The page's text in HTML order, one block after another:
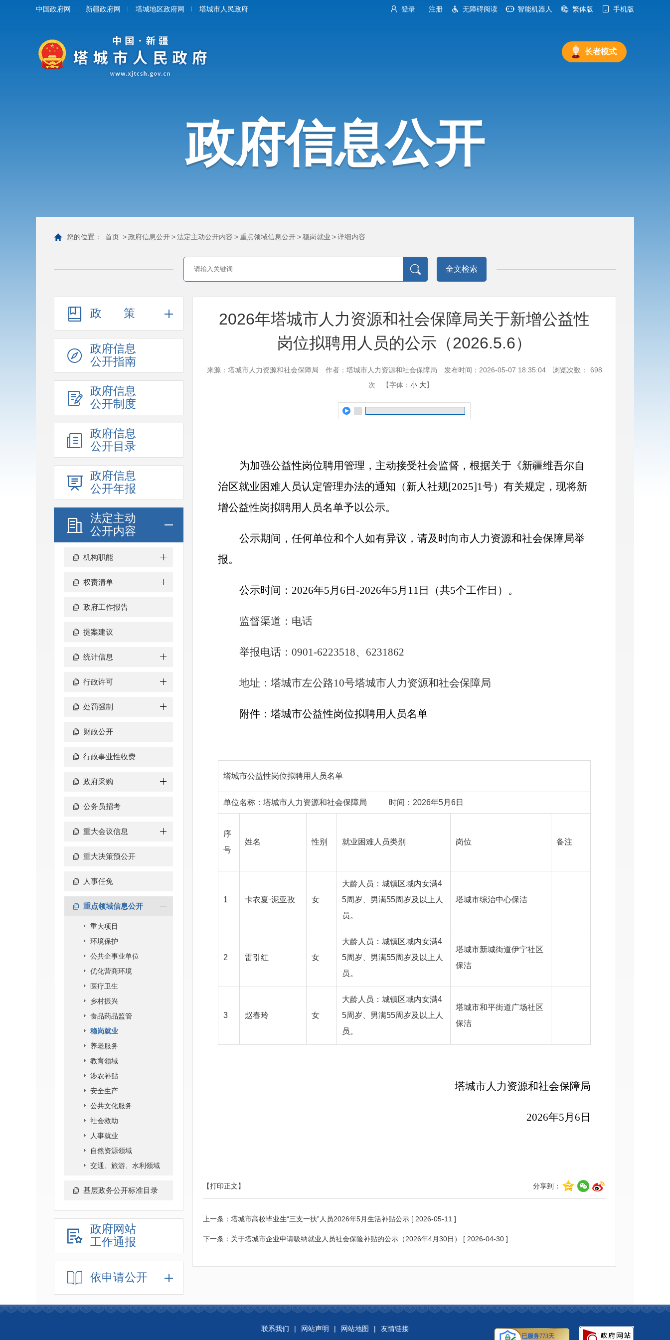
登录 注册 无障碍阅读 智能机器人 繁体版 手机版
中国政府网 新疆政府网 塔城地区政府网 塔城市人民政府
长者模式
政府信息公开
您的位置： 首页 >政府信息公开>法定主动公开内容 >重点领域信息公开>稳岗就业 >详细内容
全文检索
政策
政府信息
公开指南
政府信息
公开制度
政府信息
公开目录
政府信息
公开年报
法定主动
公开内容
机构职能
权责清单
政府工作报告
提案建议
统计信息
行政许可
处罚强制
财政公开
行政事业性收费
政府采购
公务员招考
重大会议信息
重大决策预公开
人事任免
重点领域信息公开
重大项目
环境保护
公共企事业单位
优化营商环境
医疗卫生
乡村振兴
食品药品监管
稳岗就业
养老服务
教育领域
涉农补贴
安全生产
公共文化服务
社会救助
人事就业
自然资源领域
交通、旅游、水利领域
基层政务公开标准目录
政府网站
工作通报
依申请公开
2026年塔城市人力资源和社会保障局关于新增公益性
岗位拟聘用人员的公示（2026.5.6）
来源：塔城市人力资源和社会保障局 作者：塔城市人力资源和社会保障局 发布时间：2026-05-07 18:35:04 浏览次数：
698
次
【字体： 小 大】
为加强公益性岗位聘用管理，主动接受社会监督，根据关于《新疆维吾尔自
治区就业困难人员认定管理办法的通知（新人社规[2025]1号）有关规定，现将新
增公益性岗拟聘用人员名单予以公示。
公示期间，任何单位和个人如有异议，请及时向市人力资源和社会保障局举
报。
公示时间： 2026年5月6日-2026年5月11日（共5个工作日）。
监督渠道：电话
举报电话： 0901-6223518、 6231862
地址：塔城市左公路10号塔城市人力资源和社会保障局
附件：塔城市公益性岗位拟聘用人员名单
塔城市公益性岗位拟聘用人员名单
单位名称：塔城市人力资源和社会保障局 时间：2026年5月6日
序
号
姓名 性别 就业困难人员类别 岗位 备注
1 卡衣夏·泥亚孜 女
大龄人员：城镇区域内女满4
5周岁、男满55周岁及以上人
员。
塔城市综治中心保洁
2 雷引红 女
大龄人员：城镇区域内女满4
5周岁、男满55周岁及以上人
员。
塔城市新城街道伊宁社区
保洁
3 赵春玲 女
大龄人员：城镇区域内女满4
5周岁、男满55周岁及以上人
员。
塔城市和平街道广场社区
保洁
塔城市人力资源和社会保障局
2026年5月6日
分享到：
【打印正文】
上一条： 塔城市高校毕业生“三支一扶”人员2026年5月生活补贴公示 [ 2026-05-11 ]
下一条： 关于塔城市企业申请吸纳就业人员社会保险补贴的公示（2026年4月30日） [ 2026-04-30 ]
联系我们 | 网站声明 | 网站地图 | 友情链接